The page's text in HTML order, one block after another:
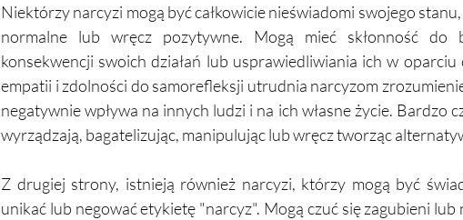
Niektórzy narcyzi mogą być całkowicie nieświadomi swojego
normalne lub wręcz pozytywne. Mogą mieć skłonność do
konsekwencji swoich działań lub usprawiedliwiania ich w
empatii i zdolności do samorefleksji utrudnia narcyzom
negatywnie wpływa na innych ludzi i na ich własne życie. Bardzo
wyrządzają, bagatelizując, manipulując lub wręcz tworząc
Z drugiej strony, istnieją również narcyzi, którzy mogą być
unikać lub negować etykietę "narcyz". Mogą czuć się zagubieni